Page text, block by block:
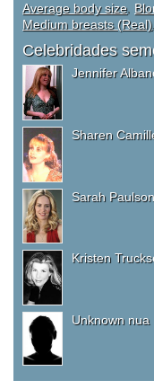
Average body size,
Medium breasts (Real),
Celebridades
Jennifer
Sharen
Sarah
Kristen
Unknown nua